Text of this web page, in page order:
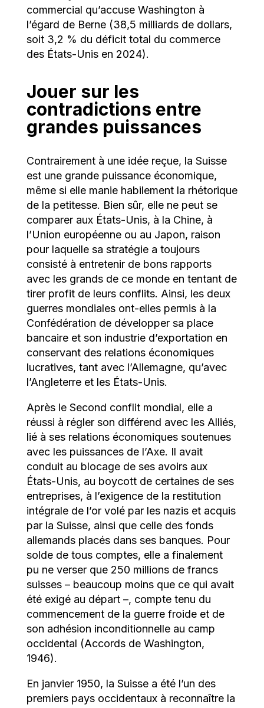
commercial qu’accuse Washington à
l’égard de Berne (38,5 milliards de dollars,
soit 3,2 % du déficit total du commerce
des États-Unis en 2024).
Jouer sur les
contradictions entre
grandes puissances
Contrairement à une idée reçue, la Suisse
est une grande puissance économique,
même si elle manie habilement la rhétorique
de la petitesse. Bien sûr, elle ne peut se
comparer aux États-Unis, à la Chine, à
l’Union européenne ou au Japon, raison
pour laquelle sa stratégie a toujours
consisté à entretenir de bons rapports
avec les grands de ce monde en tentant de
tirer profit de leurs conflits. Ainsi, les deux
guerres mondiales ont-elles permis à la
Confédération de développer sa place
bancaire et son industrie d’exportation en
conservant des relations économiques
lucratives, tant avec l’Allemagne, qu’avec
l’Angleterre et les États-Unis.
Après le Second conflit mondial, elle a
réussi à régler son différend avec les Alliés,
lié à ses relations économiques soutenues
avec les puissances de l’Axe. Il avait
conduit au blocage de ses avoirs aux
États-Unis, au boycott de certaines de ses
entreprises, à l’exigence de la restitution
intégrale de l’or volé par les nazis et acquis
par la Suisse, ainsi que celle des fonds
allemands placés dans ses banques. Pour
solde de tous comptes, elle a finalement
pu ne verser que 250 millions de francs
suisses – beaucoup moins que ce qui avait
été exigé au départ –, compte tenu du
commencement de la guerre froide et de
son adhésion inconditionnelle au camp
occidental (Accords de Washington,
1946).
En janvier 1950, la Suisse a été l’un des
premiers pays occidentaux à reconnaître la